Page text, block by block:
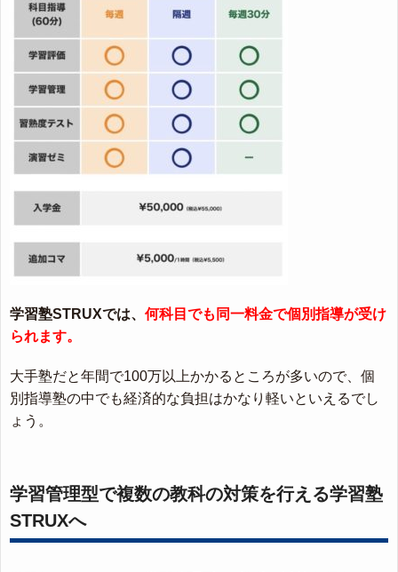
学習塾STRUXでは、 何科目でも同一料金で個別指導が受け
られます。
大手塾だと年間で100万以上かかるところが多いので、個
別指導塾の中でも経済的な負担はかなり軽いといえるでし
ょう。
学習管理型で複数の教科の対策を行える学習塾
STRUXへ